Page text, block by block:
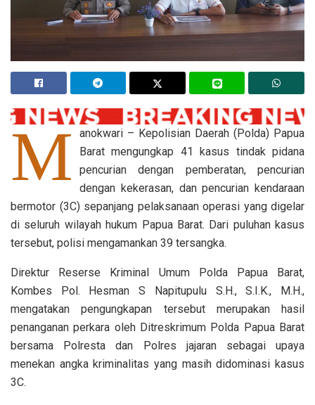
M
anokwari – Kepolisian Daerah (Polda) Papua
Barat mengungkap 41 kasus tindak pidana
pencurian dengan pemberatan, pencurian
dengan kekerasan, dan pencurian kendaraan
bermotor (3C) sepanjang pelaksanaan operasi yang digelar
di seluruh wilayah hukum Papua Barat. Dari puluhan kasus
tersebut, polisi mengamankan 39 tersangka.
‎Direktur Reserse Kriminal Umum Polda Papua Barat,
Kombes Pol. Hesman S Napitupulu S.H., S.I.K., M.H.,
mengatakan pengungkapan tersebut merupakan hasil
penanganan perkara oleh Ditreskrimum Polda Papua Barat
bersama Polresta dan Polres jajaran sebagai upaya
menekan angka kriminalitas yang masih didominasi kasus
3C.